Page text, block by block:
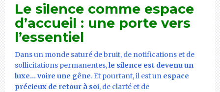
Le silence comme espace
d’accueil : une porte vers
l’essentiel
Dans un monde saturé de bruit, de notifications et de
sollicitations permanentes,le silence est devenu un
luxe… voire une gêne. Et pourtant, il est un espace
précieux de retour à soi, de clarté et de